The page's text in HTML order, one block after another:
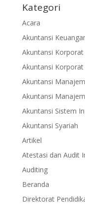
Kategori
Acara
Akuntansi
Akuntansi Korporat
Akuntansi Korporat
Akuntansi
Akuntansi
Akuntansi Sistem
Akuntansi Syariah
Artikel
Atestasi dan Audit
Auditing
Beranda
Direktorat